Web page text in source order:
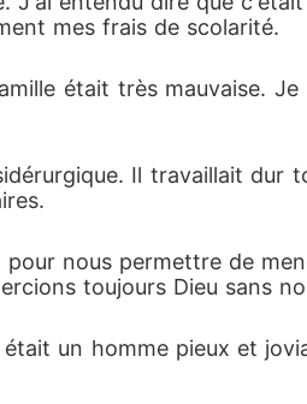
mes frais de scolarité.
était très mauvaise.
Il travaillait dur
nous permettre de
toujours Dieu sans
un homme pieux et